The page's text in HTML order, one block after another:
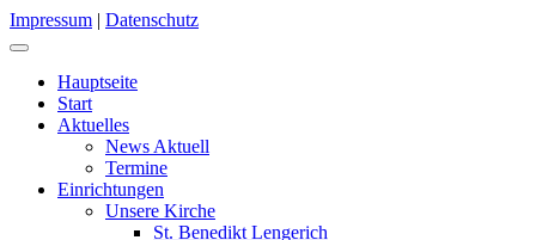
Impressum | Datenschutz
Hauptseite
Start
Aktuelles
News Aktuell
Termine
Einrichtungen
Unsere Kirche
St. Benedikt Lengerich